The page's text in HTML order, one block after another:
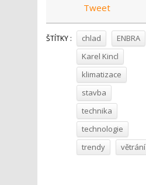
Tweet
ŠTÍTKY : chlad
ENBRA
Karel Kincl
klimatizace
stavba
technika
technologie
trendy
větrání